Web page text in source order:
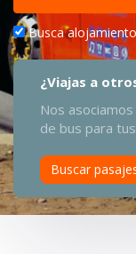
Busca
¿Viajas a
Nos
de bus para
Buscar